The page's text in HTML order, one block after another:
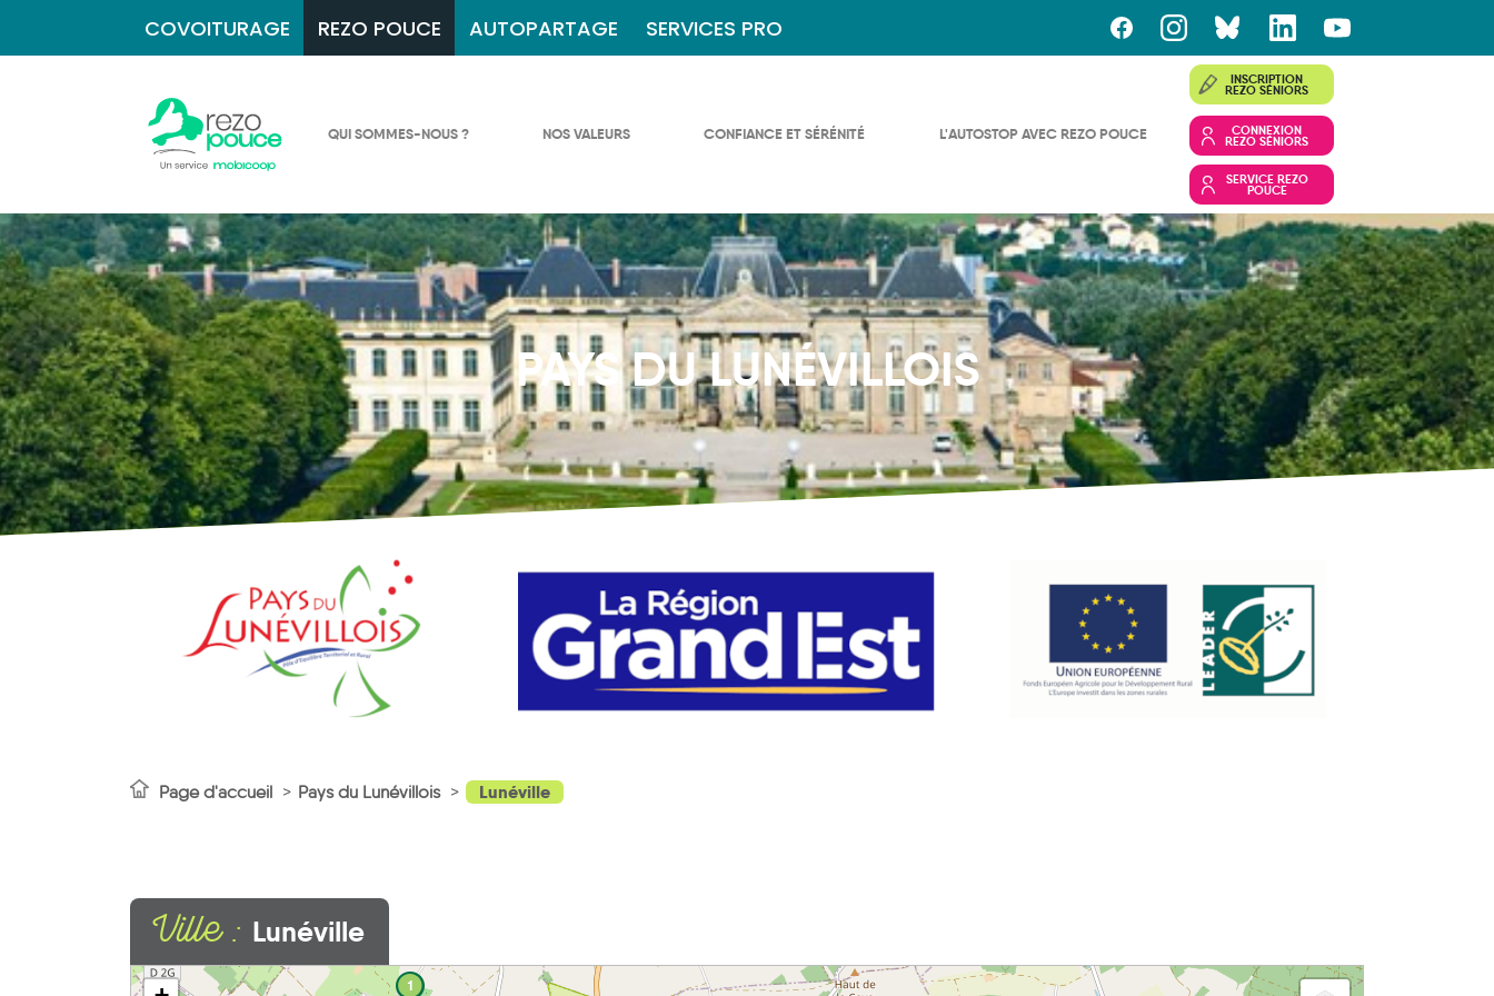
COVOITURAGE REZO POUCE AUTOPARTAGE SERVICES PRO
QUI SOMMES-NOUS ? NOS VALEURS CONFIANCE ET SÉRÉNITÉ L'AUTOSTOP AVEC REZO POUCE
INSCRIPTION
REZO SÉNIORS
CONNEXION
REZO SÉNIORS
SERVICE REZO
POUCE
PAYS DU LUNÉVILLOIS
Page d'accueil Pays du Lunévillois Lunéville
Ville : Lunéville
1